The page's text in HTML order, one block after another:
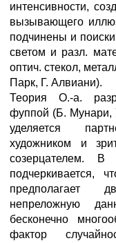
интенсивности,
вызывающего
подчинены и
светом и разл.
оптич. стекол,
Парк, Г. Алвиани).
Теория О.-а.
фуппой (Б. Мунари,
уделяется
художником и
созерцателем. В
подчеркивается,
предполагает
непреложную
бесконечно
фактор